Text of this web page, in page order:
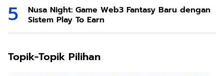
Nusa Night: Game Web3 Fantasy Baru dengan
Sistem Play To Earn
Topik-Topik Pilihan